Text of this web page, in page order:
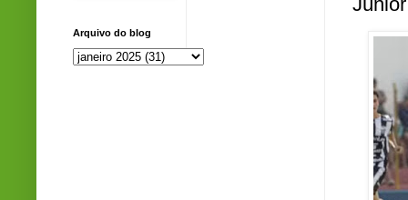
Arquivo do blog